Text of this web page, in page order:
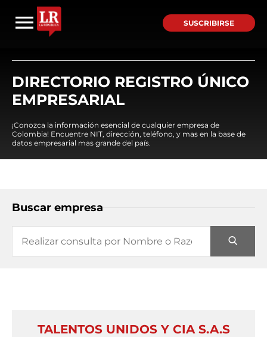
SUSCRIBIRSE
DIRECTORIO REGISTRO ÚNICO
EMPRESARIAL
¡Conozca la información esencial de cualquier empresa de
Colombia! Encuentre NIT, dirección, teléfono, y mas en la base de
datos empresarial mas grande del país.
Buscar empresa
TALENTOS UNIDOS Y CIA S.A.S